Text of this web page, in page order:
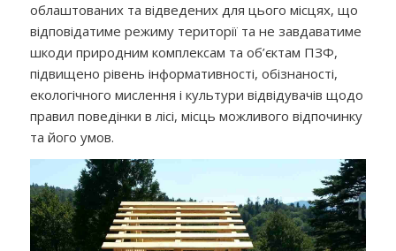
облаштованих та відведених для цього місцях, що
відповідатиме режиму території та не завдаватиме
шкоди природним комплексам та об’єктам ПЗФ,
підвищено рівень інформативності, обізнаності,
екологічного мислення і культури відвідувачів щодо
правил поведінки в лісі, місць можливого відпочинку
та його умов.